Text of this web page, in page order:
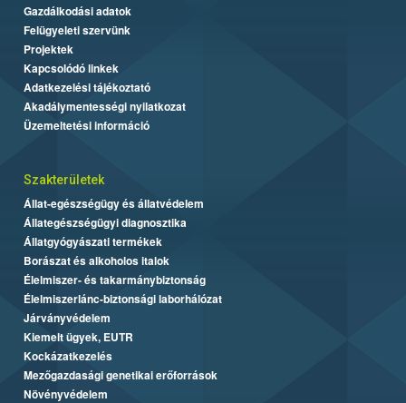
Gazdálkodási adatok
Felügyeleti szervünk
Projektek
Kapcsolódó linkek
Adatkezelési tájékoztató
Akadálymentességi nyilatkozat
Üzemeltetési információ
Szakterületek
Állat-egészségügy és állatvédelem
Állategészségügyi diagnosztika
Állatgyógyászati termékek
Borászat és alkoholos italok
Élelmiszer- és takarmánybiztonság
Élelmiszerlánc-biztonsági laborhálózat
Járványvédelem
Kiemelt ügyek, EUTR
Kockázatkezelés
Mezőgazdasági genetikai erőforrások
Növényvédelem